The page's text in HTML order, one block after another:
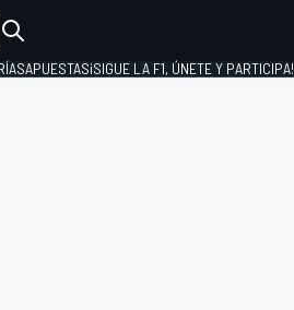
APUESTAS¡SIGUE LA F1, ÚNETE Y PARTICIPA!